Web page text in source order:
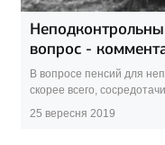
вопрос -
В вопросе пенсий для
скорее всего,
25 вересня 2019